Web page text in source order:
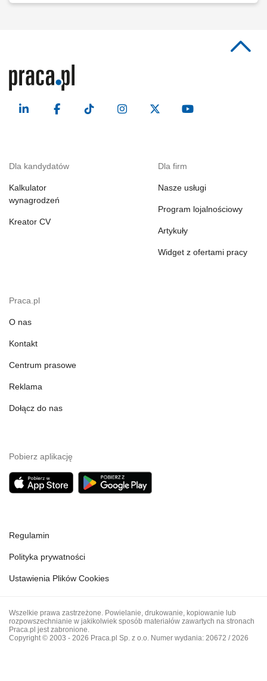
Dla kandydatów
Kalkulator
wynagrodzeń
Kreator CV
Dla firm
Nasze usługi
Program lojalnościowy
Artykuły
Widget z ofertami pracy
Praca.pl
O nas
Kontakt
Centrum prasowe
Reklama
Dołącz do nas
Pobierz aplikację
Regulamin
Polityka prywatności
Ustawienia Plików Cookies
Wszelkie prawa zastrzeżone. Powielanie, drukowanie, kopiowanie lub
rozpowszechnianie w jakikolwiek sposób materiałów zawartych na stronach
Praca.pl jest zabronione.
Copyright © 2003 - 2026 Praca.pl Sp. z o.o. Numer wydania: 20672 / 2026